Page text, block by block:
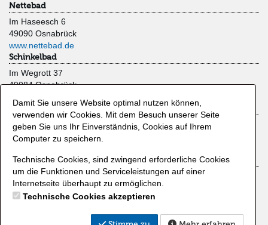
Nettebad
Im Haseesch 6
49090 Osnabrück
www.nettebad.de
Schinkelbad
Im Wegrott 37
49084 Osnabrück
Moskaubad
Limberger Straße 47
49080 Osnabrück
Zahlmethoden
Kreditkarte
Lastschrift
Kundenkonto
Damit Sie unsere Website optimal nutzen können,
verwenden wir Cookies. Mit dem Besuch unserer Seite
geben Sie uns Ihr Einverständnis, Cookies auf Ihrem
Computer zu speichern.
Technische Cookies, sind zwingend erforderliche Cookies
um die Funktionen und Serviceleistungen auf einer
Internetseite überhaupt zu ermöglichen.
Technische Cookies akzeptieren